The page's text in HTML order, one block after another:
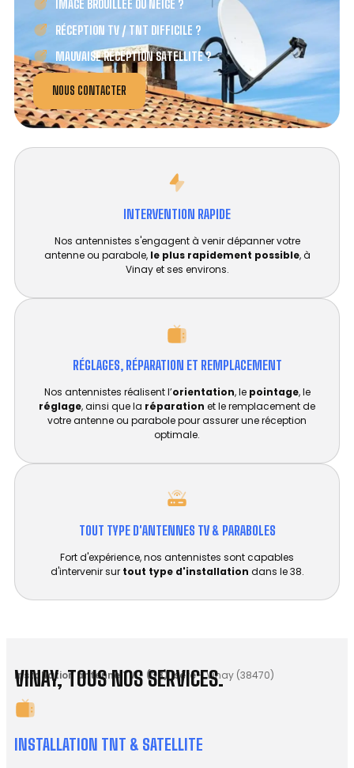
IMAGE BROUILLÉE OU NEIGE ?
RÉCEPTION TV / TNT DIFFICILE ?
MAUVAISE RÉCEPTION SATELLITE ?
NOUS CONTACTER
INTERVENTION RAPIDE
Nos antennistes s'engagent à venir dépanner votre
antenne ou parabole, le plus rapidement possible, à
Vinay et ses environs.
RÉGLAGES, RÉPARATION ET REMPLACEMENT​
Nos antennistes réalisent l’orientation, le pointage, le
réglage, ainsi que la réparation et le remplacement de
votre antenne ou parabole pour assurer une réception
optimale.
TOUT TYPE D'ANTENNES TV & PARABOLES
Fort d'expérience, nos antennistes sont capables
d'intervenir sur tout type d'installation dans le 38.
Installation antenne TV- (38) Isère-Vinay (38470)
VINAY, TOUS NOS SERVICES.
INSTALLATION TNT & SATELLITE